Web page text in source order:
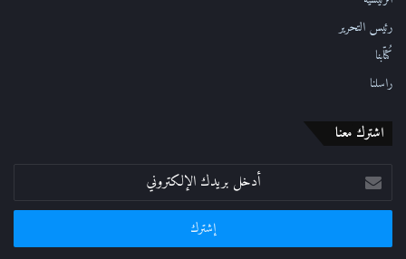
رئيس التحرير
كُتّابنا
راسلنا
اشترك معنا
أدخل
بريدك
الإلكتروني